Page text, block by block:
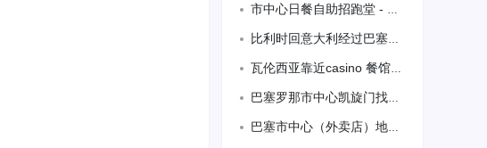
市中心日餐自助招跑堂 - 巴塞罗那 688568122
比利时回意大利经过巴塞罗那，巴黎，来回可拼车有需要联系AC3481958680[
瓦伦西亚靠近casino 餐馆转让
巴塞罗那市中心凯旋门找零时全天熟练跑堂一名 要求有居留 会西班
巴塞市中心（外卖店）地铁L5附近，谢绝无居留（厨房工）需有经验